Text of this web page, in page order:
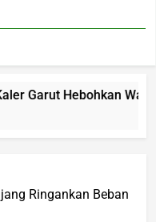
Hebohkan Warga,
Ringankan Beban